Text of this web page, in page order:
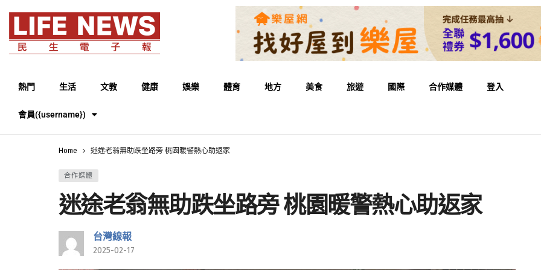
熱門 生活 文教 健康 娛樂 體育 地方 美食 旅遊 國際 合作媒體 登入
會員({username})
Home 迷途老翁無助跌坐路旁 桃園暖警熱心助返家
合作媒體
迷途老翁無助跌坐路旁 桃園暖警熱心助返家
台灣線報
2025-02-17